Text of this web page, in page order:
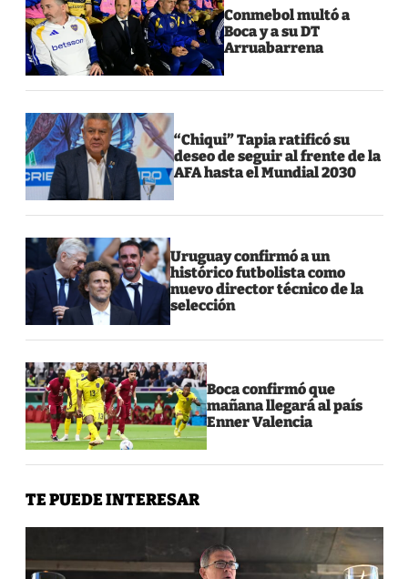
Conmebol multó a
Boca y a su DT
Arruabarrena
“Chiqui” Tapia ratificó su
deseo de seguir al frente de la
AFA hasta el Mundial 2030
Uruguay confirmó a un
histórico futbolista como
nuevo director técnico de la
selección
Boca confirmó que
mañana llegará al país
Enner Valencia
TE PUEDE INTERESAR